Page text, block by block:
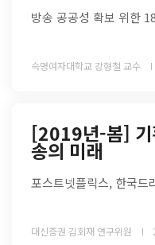
방송 공공성 확보 위한
슥명여자대학교 강형철 교수
[2019년-봄]
송의 미래
포스트넷플릭스, 한국드
대신증권 김회재 연구위원